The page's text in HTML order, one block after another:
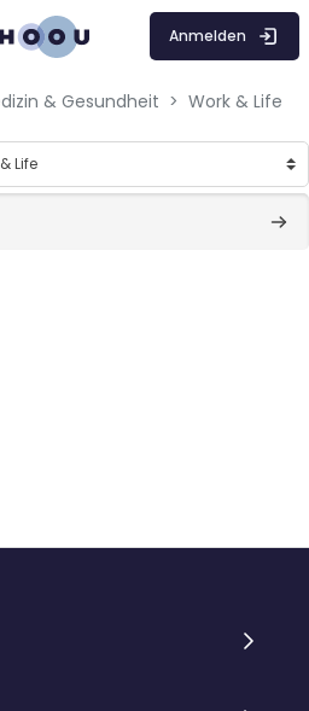
Anmelden
& Gesundheit Work & Life